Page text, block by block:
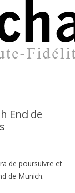
End de
de poursuivre et
de Munich.